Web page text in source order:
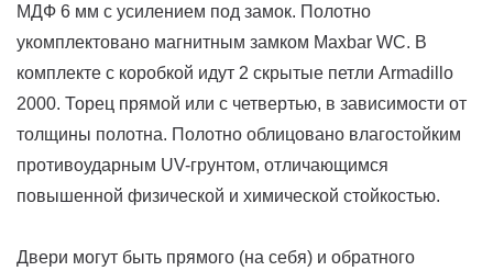
МДФ 6 мм с усилением под замок. Полотно
укомплектовано магнитным замком Maxbar WC. В
комплекте с коробкой идут 2 скрытые петли Armadillo
2000. Торец прямой или с четвертью, в зависимости от
толщины полотна. Полотно облицовано влагостойким
противоударным UV-грунтом, отличающимся
повышенной физической и химической стойкостью.
Двери могут быть прямого (на себя) и обратного